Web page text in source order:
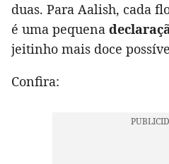
duas. Para Aalish, cada
é uma pequena
jeitinho mais doce
Confira: